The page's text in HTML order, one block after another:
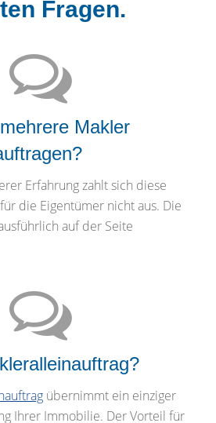
Fragen.
Makler
Erfahrung zahlt sich diese
die Eigentümer nicht aus. Die
auf der Seite
übernimmt ein einziger
Ihrer Immobilie. Der Vorteil für